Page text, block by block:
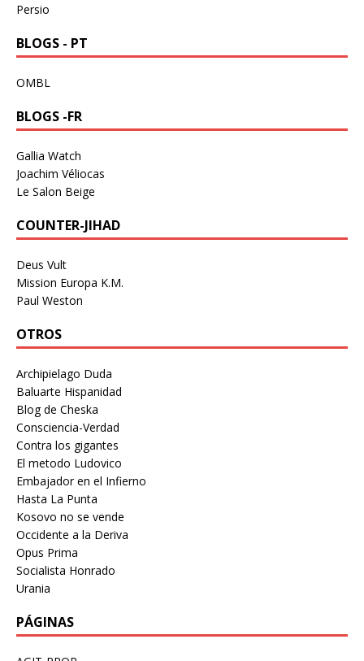
Persio
BLOGS - PT
OMBL
BLOGS -FR
Gallia Watch
Joachim Véliocas
Le Salon Beige
COUNTER-JIHAD
Deus Vult
Mission Europa K.M.
Paul Weston
OTROS
Archipielago Duda
Baluarte Hispanidad
Blog de Cheska
Consciencia-Verdad
Contra los gigantes
El metodo Ludovico
Embajador en el Infierno
Hasta La Punta
Kosovo no se vende
Occidente a la Deriva
Opus Prima
Socialista Honrado
Urania
PÁGINAS